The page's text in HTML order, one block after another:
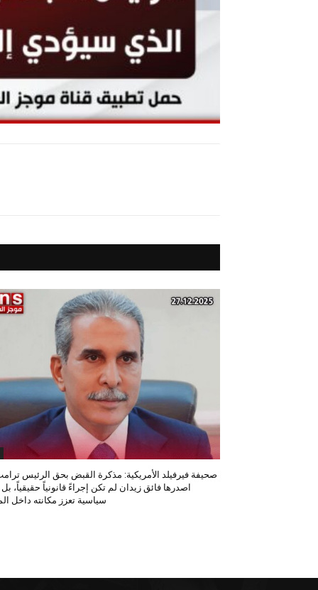
صحيفة فيرفيلد الأمريكية: مذكرة القبض بحق الرئيس
اصدرها فائق زيدان لم تكن إجراءً قانونياً حقيقياً،
سياسية تعزز مكانته داخل